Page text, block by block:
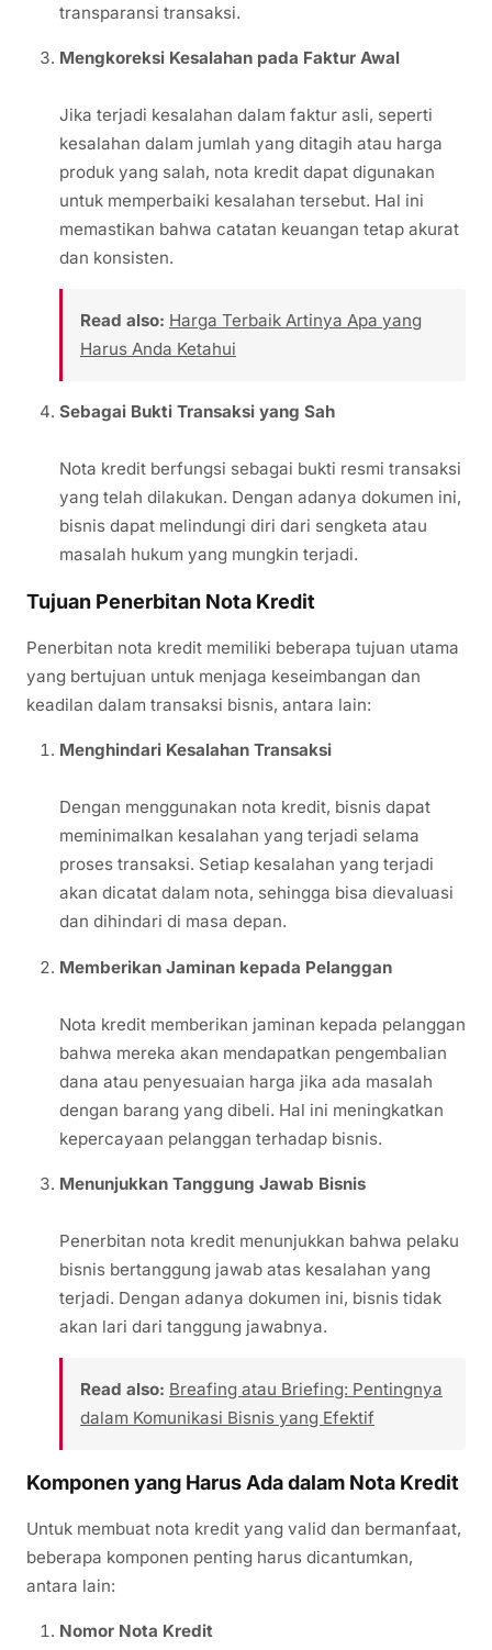
transparansi transaksi.
Mengkoreksi Kesalahan pada Faktur Awal
Jika terjadi kesalahan dalam faktur asli, seperti
kesalahan dalam jumlah yang ditagih atau harga
produk yang salah, nota kredit dapat digunakan
untuk memperbaiki kesalahan tersebut. Hal ini
memastikan bahwa catatan keuangan tetap akurat
dan konsisten.
Read also: Harga Terbaik Artinya Apa yang
Harus Anda Ketahui
Sebagai Bukti Transaksi yang Sah
Nota kredit berfungsi sebagai bukti resmi transaksi
yang telah dilakukan. Dengan adanya dokumen ini,
bisnis dapat melindungi diri dari sengketa atau
masalah hukum yang mungkin terjadi.
Tujuan Penerbitan Nota Kredit
Penerbitan nota kredit memiliki beberapa tujuan utama
yang bertujuan untuk menjaga keseimbangan dan
keadilan dalam transaksi bisnis, antara lain:
Menghindari Kesalahan Transaksi
Dengan menggunakan nota kredit, bisnis dapat
meminimalkan kesalahan yang terjadi selama
proses transaksi. Setiap kesalahan yang terjadi
akan dicatat dalam nota, sehingga bisa dievaluasi
dan dihindari di masa depan.
Memberikan Jaminan kepada Pelanggan
Nota kredit memberikan jaminan kepada pelanggan
bahwa mereka akan mendapatkan pengembalian
dana atau penyesuaian harga jika ada masalah
dengan barang yang dibeli. Hal ini meningkatkan
kepercayaan pelanggan terhadap bisnis.
Menunjukkan Tanggung Jawab Bisnis
Penerbitan nota kredit menunjukkan bahwa pelaku
bisnis bertanggung jawab atas kesalahan yang
terjadi. Dengan adanya dokumen ini, bisnis tidak
akan lari dari tanggung jawabnya.
Read also: Breafing atau Briefing: Pentingnya
dalam Komunikasi Bisnis yang Efektif
Komponen yang Harus Ada dalam Nota Kredit
Untuk membuat nota kredit yang valid dan bermanfaat,
beberapa komponen penting harus dicantumkan,
antara lain:
Nomor Nota Kredit